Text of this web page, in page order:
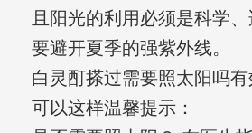
且阳光的利用必须是科学
要避开夏季的强紫外线。
白灵酊搽过需要照太阳吗
可以这样温馨提示：